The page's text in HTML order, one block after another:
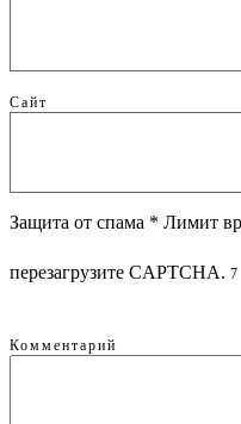
Сайт
Защита от спама * Лимит
перезагрузите CAPTCHA. 7
Комментарий